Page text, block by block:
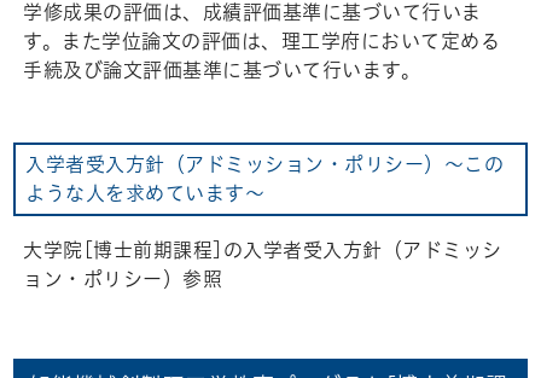
学修成果の評価は、成績評価基準に基づいて行いま
す。また学位論文の評価は、理工学府において定める
手続及び論文評価基準に基づいて行います。
入学者受入方針（アドミッション・ポリシー）～この
ような人を求めています～
大学院[博士前期課程]の入学者受入方針（アドミッシ
ョン・ポリシー）参照